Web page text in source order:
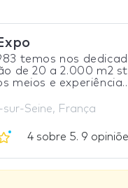
temos nos
de 20 a 2.000 m2
meios e
Seine, França
4 sobre 5. 9